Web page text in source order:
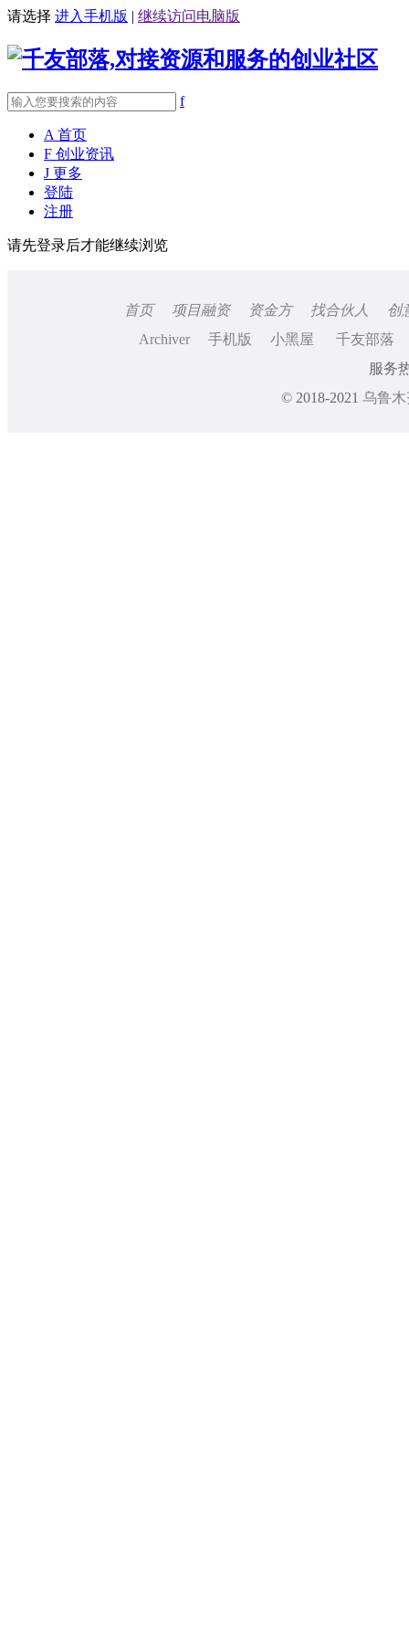
请选择 进入手机版 | 继续访问电脑版
f
A 首页
F 创业资讯
J 更多
登陆
注册
请先登录后才能继续浏览
首页 项目融资 资金方 找合伙人
创
Archiver
手机版 小黑屋
千友部落
服务
© 2018-2021 乌鲁